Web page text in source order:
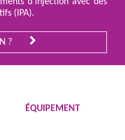
(IPA).
?
ÉQUIPEMENT